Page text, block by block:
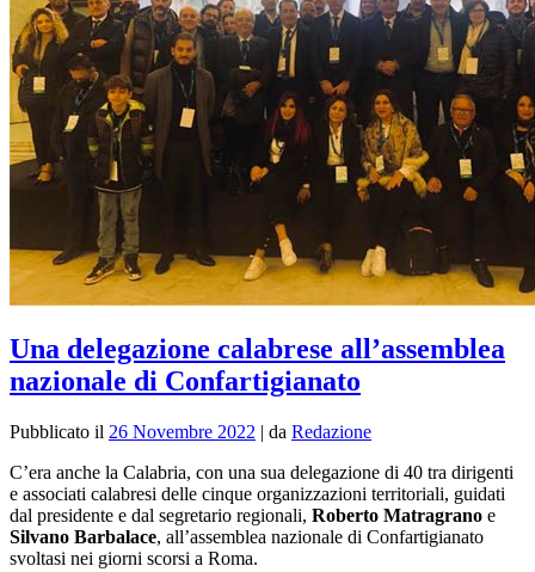
Una delegazione calabrese all’assemblea
nazionale di Confartigianato
Pubblicato il 26 Novembre 2022 | da Redazione
C’era anche la Calabria, con una sua delegazione di 40 tra dirigenti
e associati calabresi delle cinque organizzazioni territoriali, guidati
dal presidente e dal segretario regionali, Roberto Matragrano e
Silvano Barbalace, all’assemblea nazionale di Confartigianato
svoltasi nei giorni scorsi a Roma.